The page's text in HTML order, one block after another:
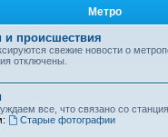
Метро
и происшествия
свежие новости о
отключены.
все, что связано со
Старые фотографии